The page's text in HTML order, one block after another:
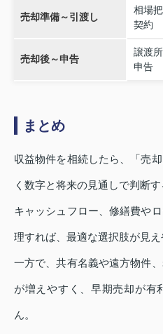
売却準備～引渡し
相場
契約
売却後～申告
譲渡
申告
まとめ
収益物件を相続したら、「売
く数字と将来の見通しで判断す
キャッシュフロー、修繕費や
理すれば、最適な選択肢が見え
一方で、共有名義や遠方物件
が増えやすく、早期売却が有
ん。